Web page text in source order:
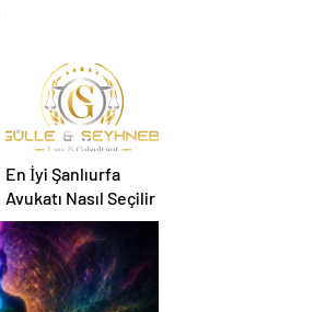
En İyi Şanlıurfa
Avukatı Nasıl Seçilir